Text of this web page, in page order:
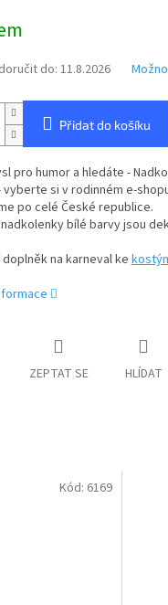
do: 11.8.2026
Přidat do košíku
pro humor a hledáte -
si v rodinném e-
po celé České republice.
bílé barvy jsou
na karneval ke
ZEPTAT SE HLÍDAT
Kód: 6169